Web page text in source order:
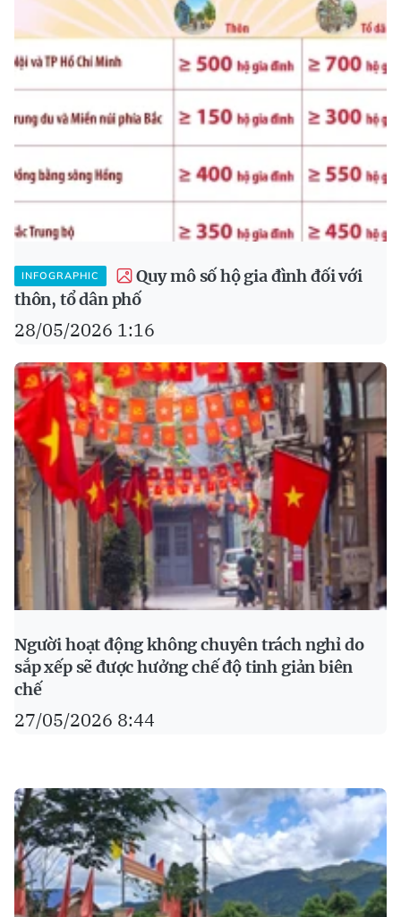
INFOGRAPHIC
Quy mô số hộ gia đình đối với
thôn, tổ dân phố
28/05/2026 1:16
Người hoạt động không chuyên trách nghỉ do
sắp xếp sẽ được hưởng chế độ tinh giản biên
chế
27/05/2026 8:44